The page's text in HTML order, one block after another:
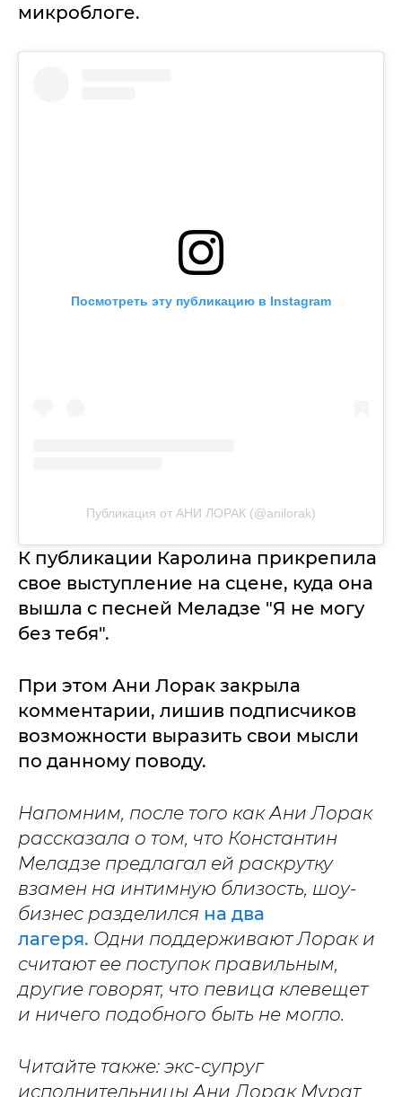
микроблоге.
Посмотреть эту публикацию в Instagram
Публикация от АНИ ЛОРАК (@anilorak)
К публикации Каролина прикрепила
свое выступление на сцене, куда она
вышла с песней Меладзе "Я не могу
без тебя".
При этом Ани Лорак закрыла
комментарии, лишив подписчиков
возможности выразить свои мысли
по данному поводу.
Напомним, после того как Ани Лорак
рассказала о том, что Константин
Меладзе предлагал ей раскрутку
взамен на интимную близость, шоу-
бизнес разделился на два
лагеря. Одни поддерживают Лорак и
считают ее поступок правильным,
другие говорят, что певица клевещет
и ничего подобного быть не могло.
Читайте также: экс-супруг
исполнительницы Ани Лорак Мурат